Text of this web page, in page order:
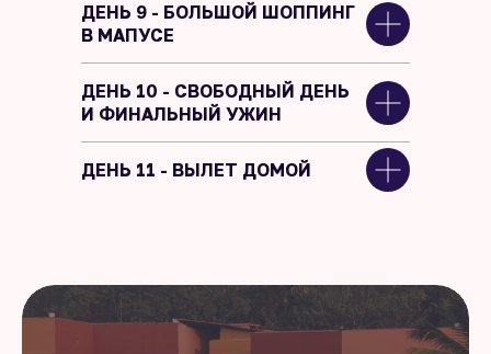
ДЕНЬ 9 - БОЛЬШОЙ ШОППИНГ
В МАПУСЕ
ДЕНЬ 10 - СВОБОДНЫЙ ДЕНЬ
И ФИНАЛЬНЫЙ УЖИН
ДЕНЬ 11 - ВЫЛЕТ ДОМОЙ